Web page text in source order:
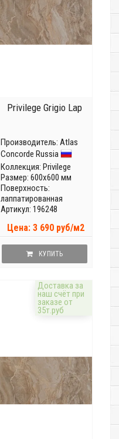
Privilege Grigio Lap
Производитель: Atlas
Concorde Russia
Коллекция: Privilege
Размер: 600x600 мм
Поверхность:
лаппатированная
Артикул: 196248
Цена: 3 690 руб/м2
КУПИТЬ
Доставка за
наш счёт при
заказе от
35т.руб